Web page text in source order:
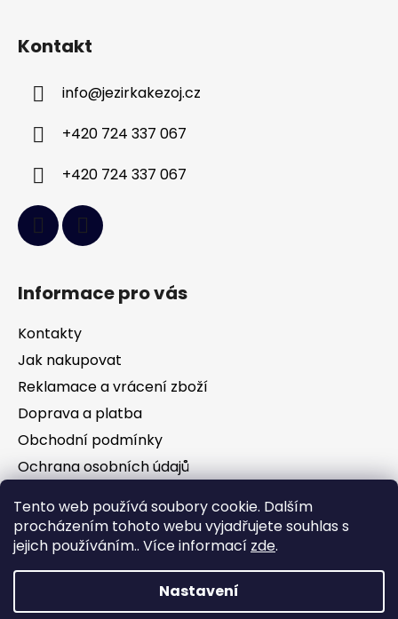
Tento web používá soubory cookie. Dalším
procházením tohoto webu vyjadřujete souhlas s
jejich používáním.. Více informací zde.
Nastavení
Kontakt
info@jezirkakezoj.cz
+420 724 337 067
+420 724 337 067
Informace pro vás
Kontakty
Jak nakupovat
Reklamace a vrácení zboží
Doprava a platba
Obchodní podmínky
Ochrana osobních údajů
Facebook